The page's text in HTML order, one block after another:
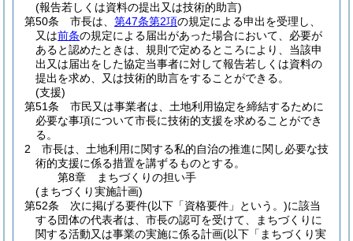
(報告若しくは資料の提出又は技術的助言)
第50条
市長は、 第47条第2項の規定による申出を受理し、
又は前条の規定による届出があった場合において、必要が
あると認めたときは、規則で定めるところにより、当該申
出又は届出をした協定当事者に対して報告若しくは資料の
提出を求め、又は技術的助言をすることができる。
(支援)
第51条
市民又は事業者は、土地利用協定を締結するために
必要な事項について市長に技術的支援を求めることができ
る。
2
市長は、土地利用に関する私的自治の推進に関し必要な技
術的支援に係る措置を講ずるものとする。
第8章
まちづくりの担い手
(まちづくり実施計画)
第52条
次に掲げる要件(以下「資格要件」という。)に該当
する団体の代表者は、市長の認可を受けて、まちづくりに
関する活動又は事業の実施に係る計画(以下「まちづくり実